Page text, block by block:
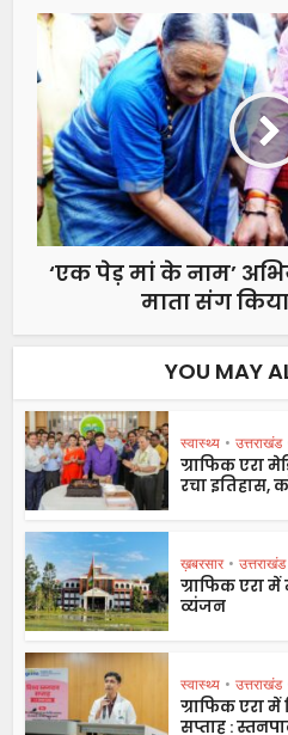
‘एक पेड़ मां के नाम’
माता संग
YOU MAY
स्वास्थ्य • उत्तराखंड
ग्राफिक एरा
रचा इतिहास,
ख़बरसार • उत्तराखंड
ग्राफिक एरा
व्यंजन
स्वास्थ्य • उत्तराखंड
ग्राफिक एरा में
सप्ताह :